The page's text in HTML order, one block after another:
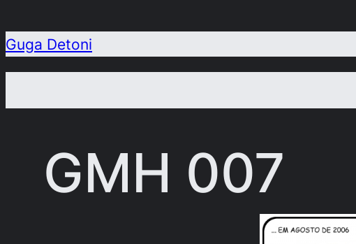
para
o
Guga Detoni
GMH 007